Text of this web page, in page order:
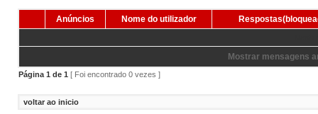
Anúncios Nome do utilizador
Mostrar mensagens
Página 1 de 1 [ Foi encontrado 0 vezes ]
voltar ao inicio